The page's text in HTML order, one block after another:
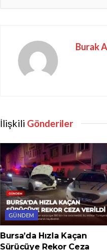
Burak
İlişkili Gönderiler
GÜNDEM
Bursa’da Hızla Kaçan
Sürücüye Rekor Ceza